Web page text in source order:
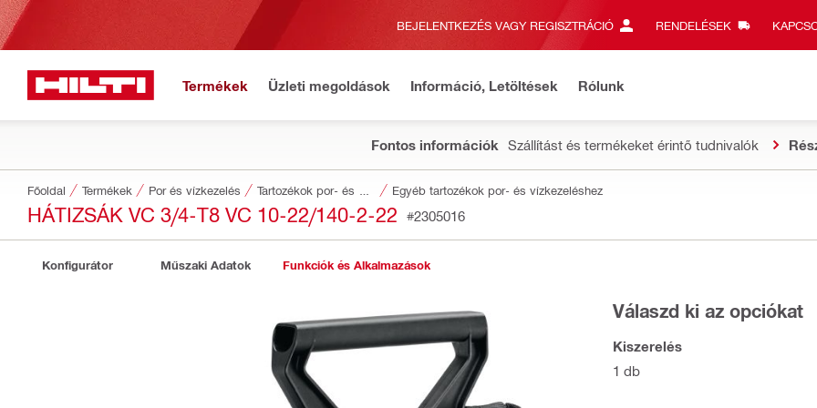
BEJELENTKEZÉS VAGY REGISZTRÁCIÓ RENDELÉSEK
Termékek Üzleti megoldások Információ, Letöltések Rólunk
Fontos információk Szállítást és termékeket érintő tudnivalók
Főoldal Termékek Por és vízkezelés Egyéb tartozékok por- és vízkezeléshez
HÁTIZSÁK VC 3/4-T8 VC 10-22/140-2-22 #2305016
Konfigurátor Műszaki Adatok Funkciók és Alkalmazások
Válaszd ki az opciókat
Kiszerelés
1 db